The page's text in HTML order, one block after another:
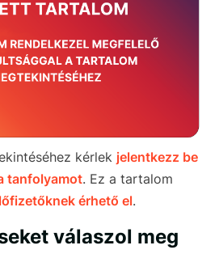
kérlek jelentkezz be
tanfolyamot. Ez a tartalom
érhető el.
válaszol meg